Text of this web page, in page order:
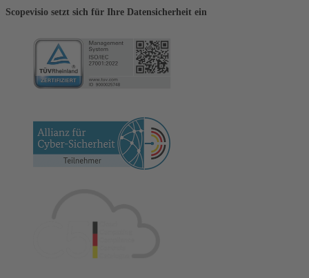
Scopevisio setzt sich für Ihre Datensicherheit ein